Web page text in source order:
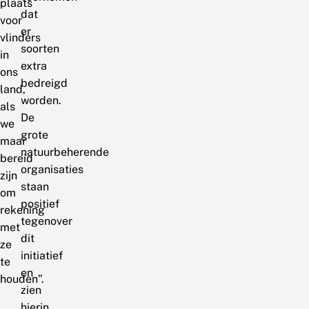
plaats
voor
vlinders
in
ons
land,
als
we
maar
bereid
zijn
om
rekening
met
ze
te
houden”.
dat
er
soorten
extra
bedreigd
worden.
De
grote
natuurbeherende
organisaties
staan
positief
tegenover
dit
initiatief
en
zien